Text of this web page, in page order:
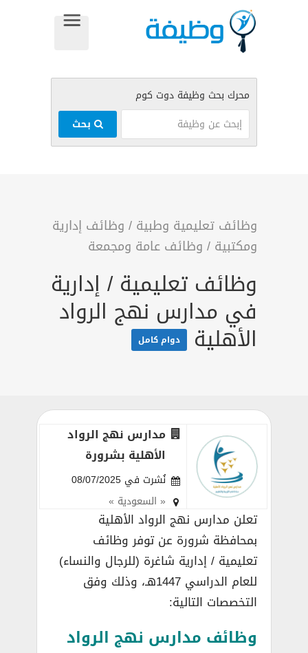
وظائف تعليمية وطبية / وظائف إدارية
ومكتبية / وظائف عامة ومجمعة
وظائف تعليمية / إدارية
في مدارس نهج الرواد
الأهلية دوام كامل
مدارس نهج الرواد
الأهلية بشرورة
نُشرت في 08/07/2025
« السعودية »
تعلن مدارس نهج الرواد الأهلية
بمحافظة شرورة عن توفر وظائف
تعليمية / إدارية شاغرة (للرجال والنساء)
للعام الدراسي 1447هـ، وذلك وفق
التخصصات التالية:
وظائف مدارس نهج الرواد